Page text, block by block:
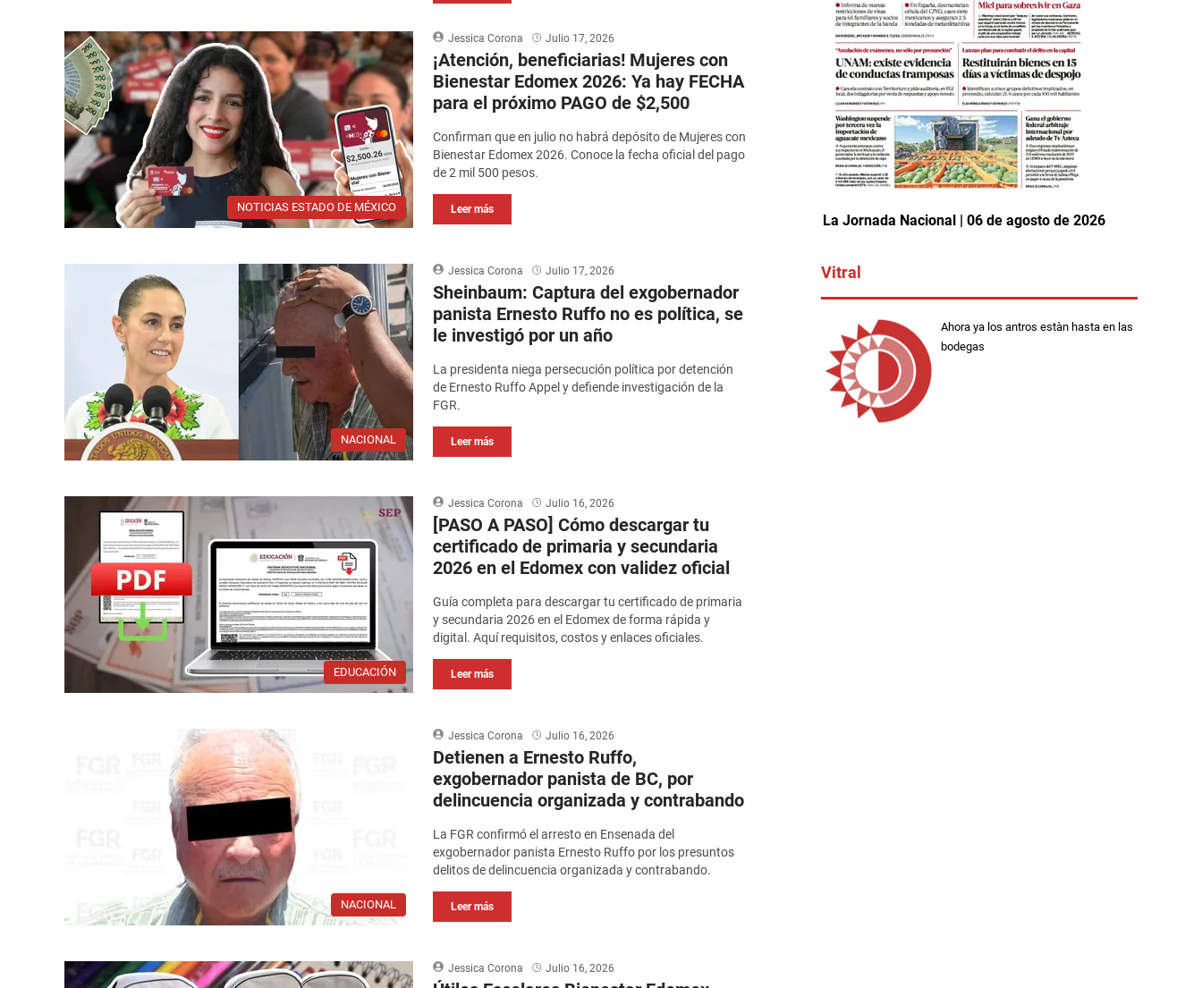
NOTICIAS ESTADO DE MÉXICO
Jessica Corona Julio 17, 2026
¡Atención, beneficiarias! Mujeres con
Bienestar Edomex 2026: Ya hay FECHA
para el próximo PAGO de $2,500
Confirman que en julio no habrá depósito de Mujeres con
Bienestar Edomex 2026. Conoce la fecha oficial del pago
de 2 mil 500 pesos.
Leer más
NACIONAL
Jessica Corona Julio 17, 2026
Sheinbaum: Captura del exgobernador
panista Ernesto Ruffo no es política, se
le investigó por un año
La presidenta niega persecución política por detención
de Ernesto Ruffo Appel y defiende investigación de la
FGR.
Leer más
EDUCACIÓN
Jessica Corona Julio 16, 2026
[PASO A PASO] Cómo descargar tu
certificado de primaria y secundaria
2026 en el Edomex con validez oficial
Guía completa para descargar tu certificado de primaria
y secundaria 2026 en el Edomex de forma rápida y
digital. Aquí requisitos, costos y enlaces oficiales.
Leer más
NACIONAL
Jessica Corona Julio 16, 2026
Detienen a Ernesto Ruffo,
exgobernador panista de BC, por
delincuencia organizada y contrabando
La FGR confirmó el arresto en Ensenada del
exgobernador panista Ernesto Ruffo por los presuntos
delitos de delincuencia organizada y contrabando.
Leer más
Jessica Corona Julio 16, 2026
La Jornada Nacional | 06 de agosto de 2026
Vitral
Ahora ya los antros estàn hasta en las
bodegas